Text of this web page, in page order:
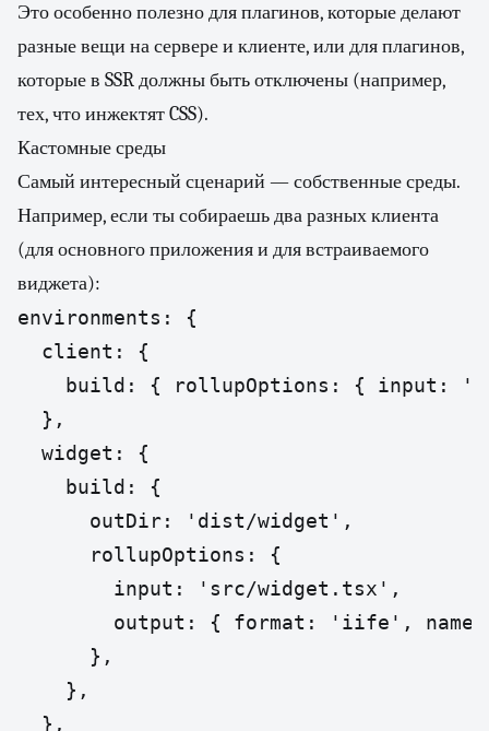
Это особенно полезно для плагинов, которые делают
разные вещи на сервере и клиенте, или для плагинов,
которые в SSR должны быть отключены (например,
тех, что инжектят CSS).
Кастомные среды
Самый интересный сценарий — собственные среды.
Например, если ты собираешь два разных клиента
(для основного приложения и для встраиваемого
виджета):
environments: {
  client: {
build: { rollupOptions: { input:
  },
  widget: {
    build: {
      outDir: 'dist/widget',
      rollupOptions: {
        input: 'src/widget.tsx',
output: { format: 'iife',
      },
    },
  },